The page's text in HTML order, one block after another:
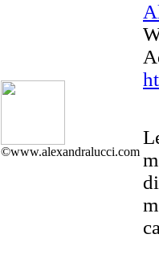
©www.alexandralucci.com